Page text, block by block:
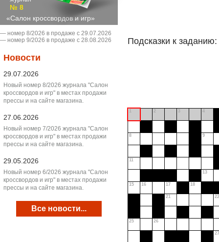
№ 8
«Салон кроссвордов и игр»
― номер 8/2026 в продаже с 29.07.2026
― номер 9/2026 в продаже с 28.08.2026
Новости
29.07.2026
Новый номер 8/2026 журнала "Салон
кроссвордов и игр" в местах продажи
прессы и на сайте магазина.
27.06.2026
Новый номер 7/2026 журнала "Салон
кроссвордов и игр" в местах продажи
прессы и на сайте магазина.
29.05.2026
Новый номер 6/2026 журнала "Салон
кроссвордов и игр" в местах продажи
прессы и на сайте магазина.
Все новости...
Подсказки к заданию:
1 2 3 4
8 9
11
13
15 16 17 18
21 22
25 26
27